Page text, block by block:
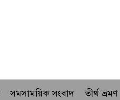
সমসাময়িক সংবাদ তীর্থ ভ্রমণ